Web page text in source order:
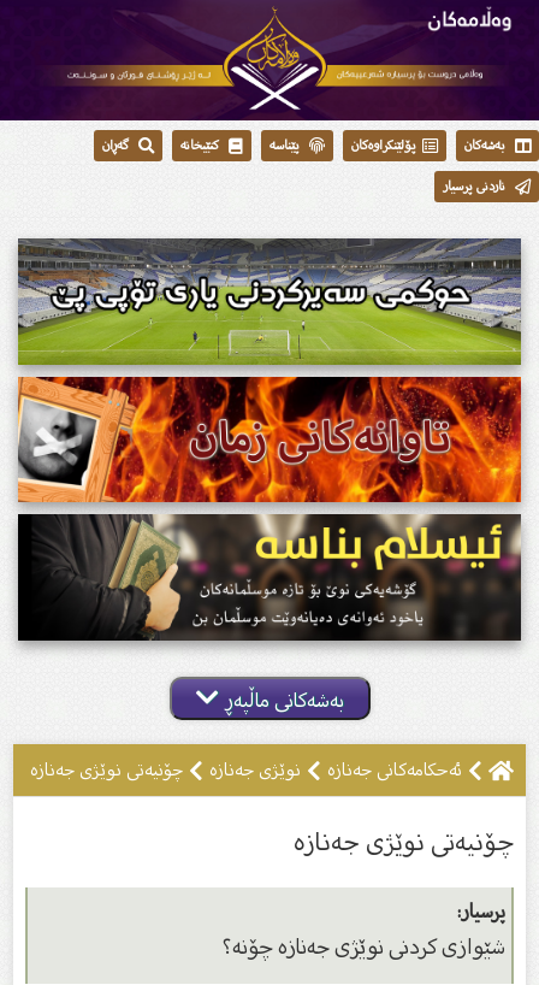
بەشەکان پۆلێنکراوەکان پێناسە کتێبخانە
گەڕان
ناردنی پرسیار
بەشەکانی ماڵپەڕ
ئه‌حكامه‌كانى جه‌نازه‌ نوێژى جەنازە چۆنیەتی نوێژی جەنازە
چۆنیەتی نوێژی جەنازە
پرسیار:
شێوازى كردنى نوێژى جەنازە چۆنە؟